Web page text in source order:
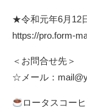
★令和元年6月12
https://pro.form-
＜お問合せ先＞
☆メール：
ロータスコー